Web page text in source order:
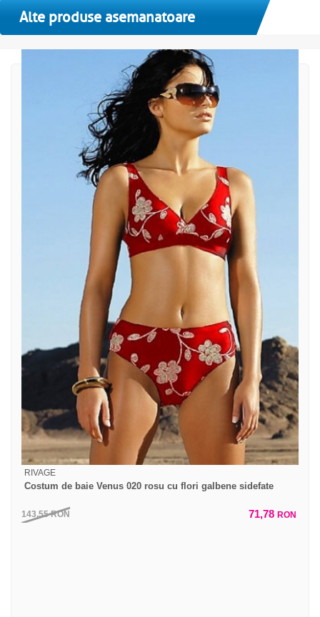
Alte produse asemanatoare
RIVAGE
Costum de baie Venus 020 rosu cu flori galbene sidefate
143,55RON 71,78 RON